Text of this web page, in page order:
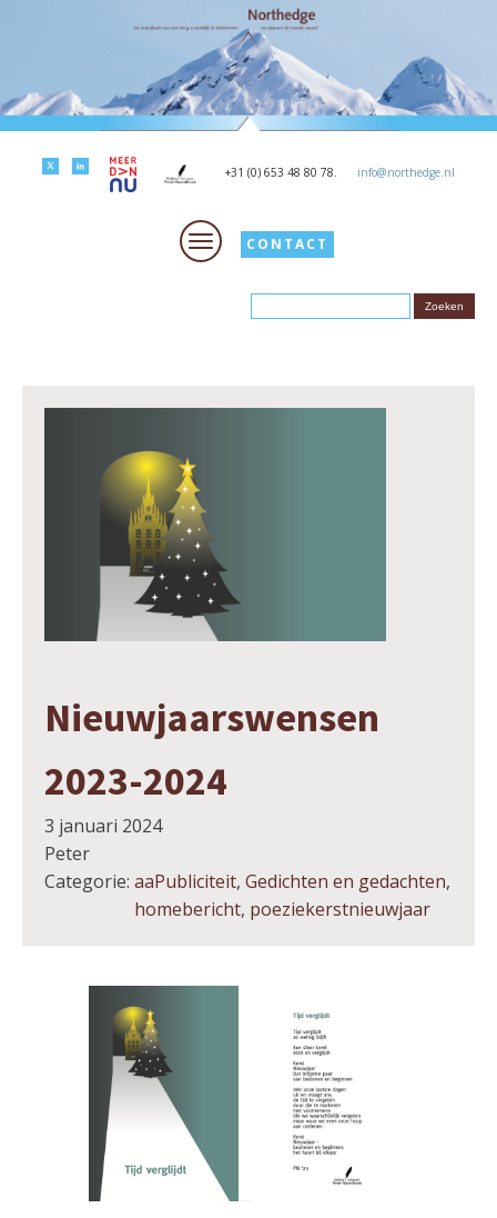
+31 (0) 653 48 80 78. info@northedge.nl
CONTACT
Nieuwjaarswensen
2023-2024
3 januari 2024
Peter
Categorie: aaPubliciteit, Gedichten en gedachten,
homebericht, poeziekerstnieuwjaar